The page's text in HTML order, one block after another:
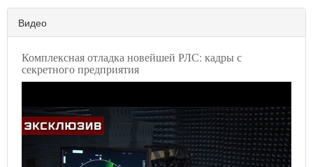
Видео
Комплексная отладка новейшей РЛС: кадры с
секретного предприятия